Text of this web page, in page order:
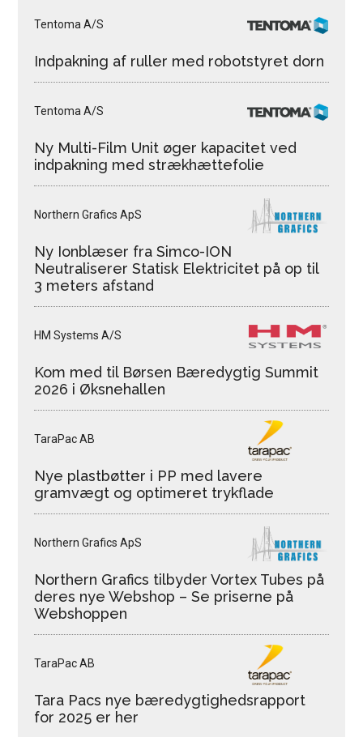
Tentoma A/S
Indpakning af ruller med robotstyret dorn
Tentoma A/S
Ny Multi-Film Unit øger kapacitet ved
indpakning med strækhættefolie
Northern Grafics ApS
Ny Ionblæser fra Simco-ION
Neutraliserer Statisk Elektricitet på op til
3 meters afstand
HM Systems A/S
Kom med til Børsen Bæredygtig Summit
2026 i Øksnehallen
TaraPac AB
Nye plastbøtter i PP med lavere
gramvægt og optimeret trykflade
Northern Grafics ApS
Northern Grafics tilbyder Vortex Tubes på
deres nye Webshop – Se priserne på
Webshoppen
TaraPac AB
Tara Pacs nye bæredygtighedsrapport
for 2025 er her